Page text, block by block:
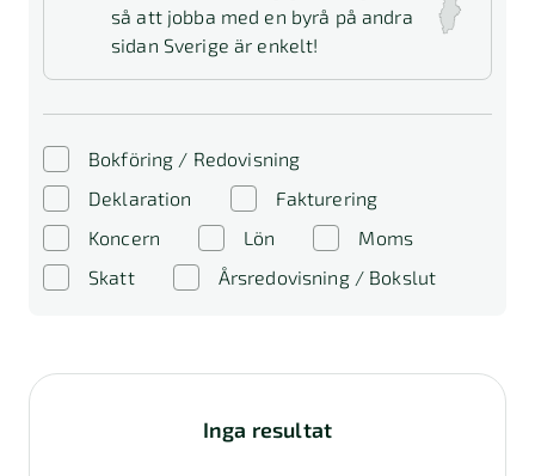
så att jobba med en byrå på andra
sidan Sverige är enkelt!
Bokföring / Redovisning
Deklaration
Fakturering
Koncern
Lön
Moms
Skatt
Årsredovisning / Bokslut
Inga resultat